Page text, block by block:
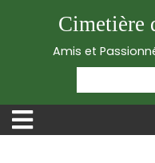
Cimetière
Amis et